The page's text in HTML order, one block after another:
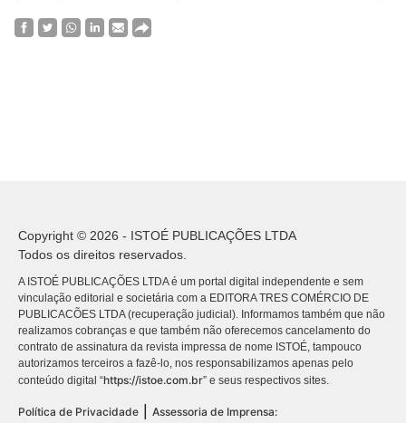
Copyright © 2026 - ISTOÉ PUBLICAÇÕES LTDA
Todos os direitos reservados.
A ISTOÉ PUBLICAÇÕES LTDA é um portal digital independente e sem
vinculação editorial e societária com a EDITORA TRES COMÉRCIO DE
PUBLICACÕES LTDA (recuperação judicial). Informamos também que não
realizamos cobranças e que também não oferecemos cancelamento do
contrato de assinatura da revista impressa de nome ISTOÉ, tampouco
autorizamos terceiros a fazê-lo, nos responsabilizamos apenas pelo
conteúdo digital “https://istoe.com.br” e seus respectivos sites.
Política de Privacidade Assessoria de Imprensa: